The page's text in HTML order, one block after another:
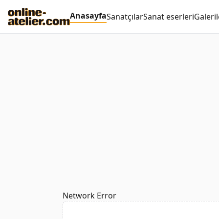
AnasayfaSanatçılarSanat eserleri
Network Error